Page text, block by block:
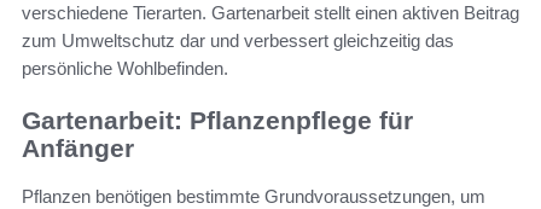
verschiedene Tierarten. Gartenarbeit stellt einen aktiven Beitrag
zum Umweltschutz dar und verbessert gleichzeitig das
persönliche Wohlbefinden.
Gartenarbeit: Pflanzenpflege für
Anfänger
Pflanzen benötigen bestimmte Grundvoraussetzungen, um